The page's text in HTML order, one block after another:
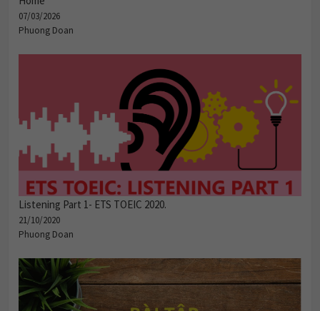
07/03/2026
Phuong Doan
Listening Part 1- ETS TOEIC 2020.
21/10/2020
Phuong Doan